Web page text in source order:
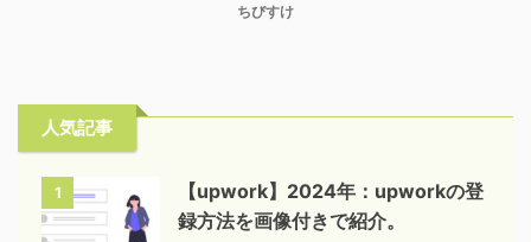
ちびすけ
人気記事
1
【upwork】2024年：upworkの登
録方法を画像付きで紹介。